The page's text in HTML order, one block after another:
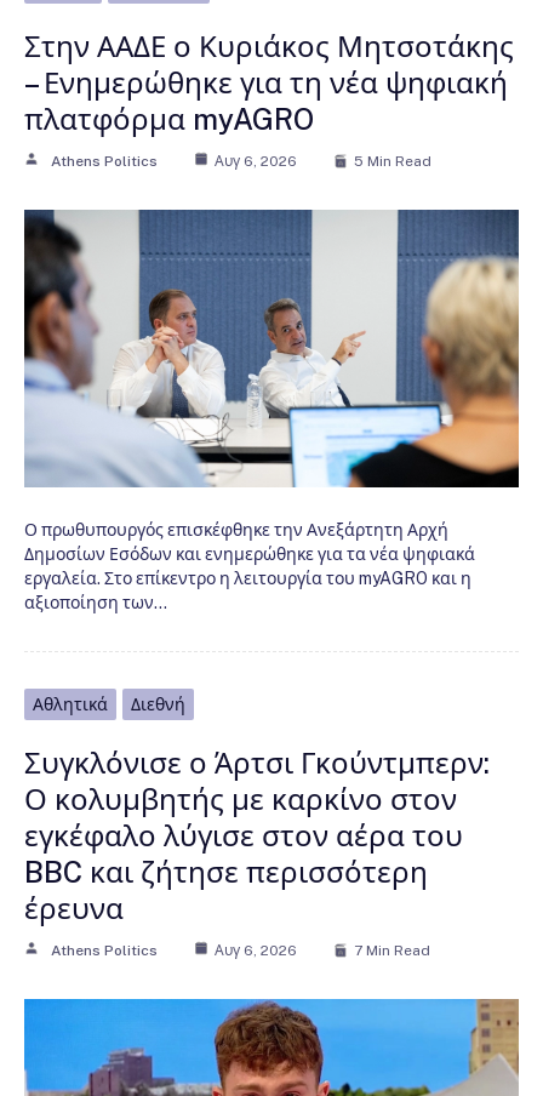
Στην ΑΑΔΕ ο Κυριάκος Μητσοτάκης
– Ενημερώθηκε για τη νέα ψηφιακή
πλατφόρμα myAGRO
Athens Politics Αυγ 6, 2026 5 Min Read
Ο πρωθυπουργός επισκέφθηκε την Ανεξάρτητη Αρχή
Δημοσίων Εσόδων και ενημερώθηκε για τα νέα ψηφιακά
εργαλεία. Στο επίκεντρο η λειτουργία του myAGRO και η
αξιοποίηση των…
Αθλητικά Διεθνή
Συγκλόνισε ο Άρτσι Γκούντμπερν:
Ο κολυμβητής με καρκίνο στον
εγκέφαλο λύγισε στον αέρα του
BBC και ζήτησε περισσότερη
έρευνα
Athens Politics Αυγ 6, 2026 7 Min Read